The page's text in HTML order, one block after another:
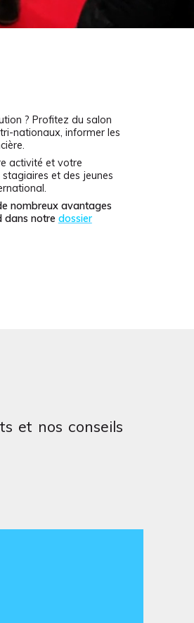
? Profitez du salon
nationaux, informer les
activité et votre
et des jeunes
nombreux avantages
dans notre dossier
et nos conseils